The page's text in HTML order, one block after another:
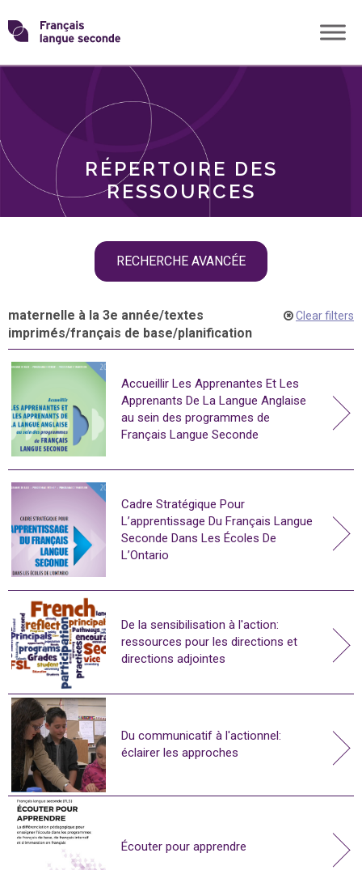
Skip
toTransformons
langue
RÉPERTOIRE DES
RESSOURCES
RECHERCHE AVANCÉE
THÈMES
maternelle à la 3e année/textes
imprimés/français de base/planification
Clear filters
Accueillir Les Apprenantes Et Les
Apprenants De La Langue Anglaise
au sein des programmes de
Français Langue Seconde
Cadre Stratégique Pour
L’apprentissage Du Français Langue
Seconde Dans Les Écoles De
L’Ontario
De la sensibilisation à l'action:
ressources pour les directions et
directions adjointes
Du communicatif à l'actionnel:
éclairer les approches
Écouter pour apprendre